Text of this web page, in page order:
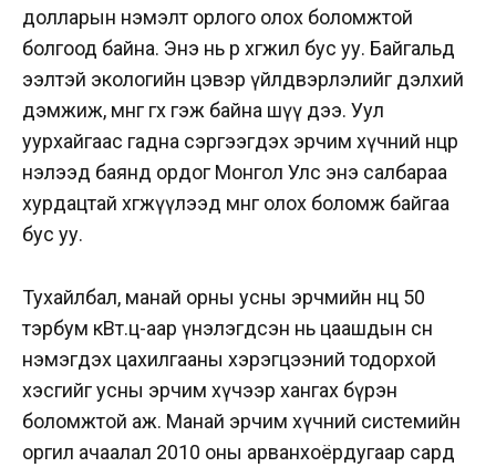
долларын нэмэлт орлого олох боломжтой
болгоод байна. Энэ нь өөрөө хөгжил бус уу. Байгальд
ээлтэй экологийн цэвэр үйлдвэрлэлийг дэлхий
дэмжиж, мөнгө өгөх гэж байна шүү дээ. Уул
уурхайгаас гадна сэргээгдэх эрчим хүчний нөөцөөр
нэлээд баянд ордог Монгол Улс энэ салбараа
хурдацтай хөгжүүлээд мөнгө олох боломж байгаа
бус уу.
Тухайлбал, манай орны усны эрчмийн нөөц 50
тэрбум кВт.ц-аар үнэлэгдсэн нь цаашдын өсөн
нэмэгдэх цахилгааны хэрэгцээний тодорхой
хэсгийг усны эрчим хүчээр хангах бүрэн
боломжтой аж. Манай эрчим хүчний системийн
оргил ачаалал 2010 оны арванхоёрдугаар сард